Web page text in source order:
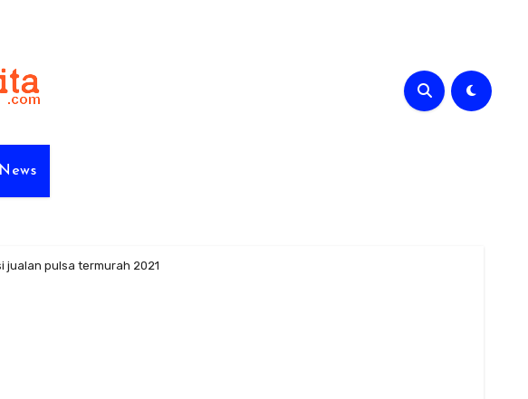
News
jualan pulsa termurah 2021